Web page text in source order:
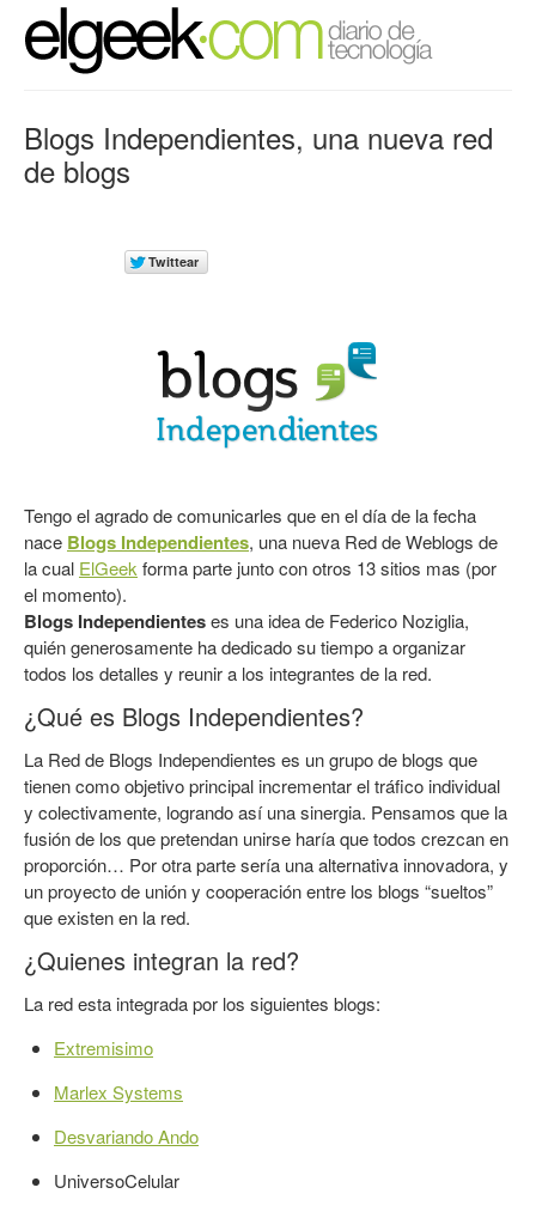
Blogs Independientes, una nueva red
de blogs
Tengo el agrado de comunicarles que en el día de la fecha
nace Blogs Independientes, una nueva Red de Weblogs de
la cual ElGeek forma parte junto con otros 13 sitios mas (por
el momento).
Blogs Independienteses una idea de Federico Noziglia,
quién generosamente ha dedicado su tiempo a organizar
todos los detalles y reunir a los integrantes de la red.
¿Qué es Blogs Independientes?
La Red de Blogs Independientes es un grupo de blogs que
tienen como objetivo principal incrementar el tráfico individual
y colectivamente, logrando así una sinergia. Pensamos que la
fusión de los que pretendan unirse haría que todos crezcan en
proporción… Por otra parte sería una alternativa innovadora, y
un proyecto de unión y cooperación entre los blogs “sueltos”
que existen en la red.
¿Quienes integran la red?
La red esta integrada por los siguientes blogs:
Extremisimo
Marlex Systems
Desvariando Ando
UniversoCelular